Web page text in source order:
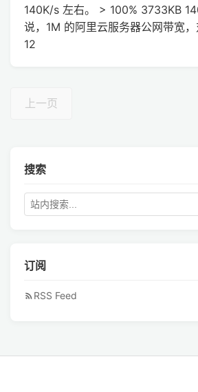
140K/s 左右。 > 100% 3733KB
说，1M 的阿里云服务器公网带宽
12
上一页
搜索
订阅
RSS Feed